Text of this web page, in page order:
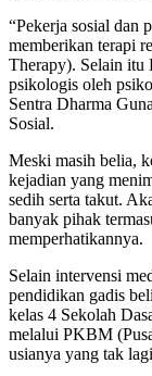
“Pekerja sosial dan
memberikan terapi
Therapy). Selain itu
psikologis oleh
Sentra Dharma
Sosial.
Meski masih belia,
kejadian yang
sedih serta takut.
banyak pihak
memperhatikannya.
Selain intervensi
pendidikan gadis
kelas 4 Sekolah
melalui PKBM
usianya yang tak